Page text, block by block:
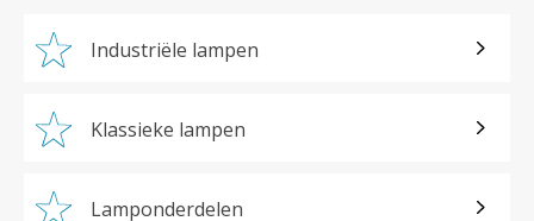
Industriële lampen
Klassieke lampen
Lamponderdelen